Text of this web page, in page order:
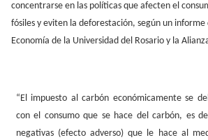
concentrarse en las políticas que afecten el
fósiles y eviten la deforestación, según un informe
Economía de la Universidad del Rosario y la
“El impuesto al carbón económicamente se
con el consumo que se hace del carbón, es
negativas (efecto adverso) que le hace al